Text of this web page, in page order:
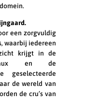
een zorgvuldig
waarbij iedereen
krijgt in de
en de
geselecteerde
de wereld van
de cru’s van